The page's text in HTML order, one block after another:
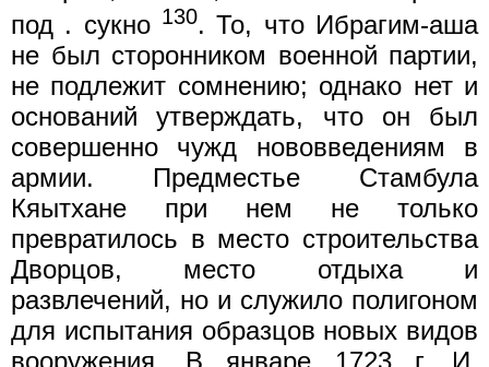
под . сукно 130. То, что Ибрагим-аша
не был сторонником военной партии,
не подлежит сомнению; однако нет и
оснований утверждать, что он был
совершенно чужд нововведениям в
армии. Предместье Стамбула
Кяытхане при нем не только
превратилось в место строительства
Дворцов, место отдыха и
развлечений, но и служило полигоном
для испытания образцов новых видов
вооружения. В январе 1723 г. И.